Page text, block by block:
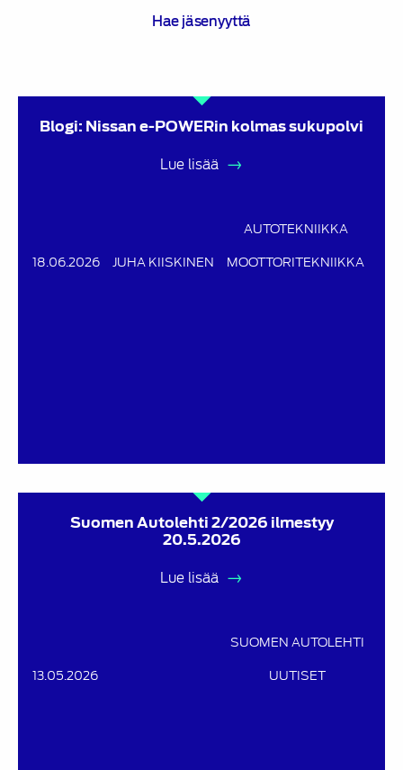
Hae jäsenyyttä
Blogi: Nissan e-POWERin kolmas sukupolvi
Lue lisää
18.06.2026 JUHA KIISKINEN
AUTOTEKNIIKKA
MOOTTORITEKNIIKKA
Suomen Autolehti 2/2026 ilmestyy
20.5.2026
Lue lisää
13.05.2026
SUOMEN AUTOLEHTI
UUTISET